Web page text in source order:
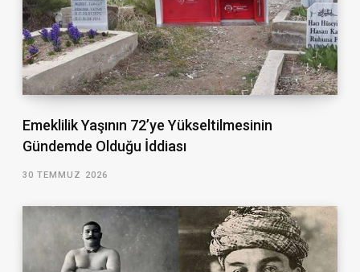
Emeklilik Yaşının 72’ye Yükseltilmesinin
Gündemde Olduğu İddiası
30 TEMMUZ 2026